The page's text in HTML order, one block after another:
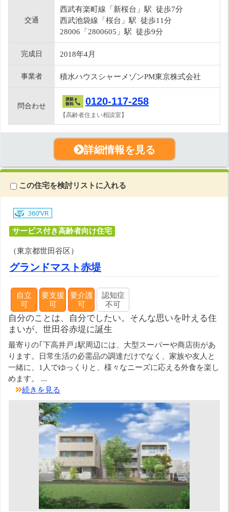
交通
西武有楽町線「新桜台」駅 徒歩7分
西武池袋線「桜台」駅 徒歩11分
28006「2800605」駅 徒歩9分
完成日 2018年4月
事業者 積水ハウスシャーメゾンPM東京株式会社
問合わせ 0120-117-258
【高齢者住まい相談室】
詳細情報を見る
この住宅を検討リストに入れる
サービス付き高齢者向け住宅
（東京都世田谷区）
グランドマスト赤堤
自立
可
要支援
可
要介護
可
認知症
不可
自分のことは、自分でしたい。そんな思いを叶える住
まいが、世田谷赤堤に誕生
最寄りの｢下高井戸｣駅周辺には、大型スーパーや商店街があ
ります。日常生活の必需品の調達だけでなく、家族や友人と
一緒に、1人でゆっくりと、様々なニーズに応える外食を楽し
めます。 ...
続きを見る